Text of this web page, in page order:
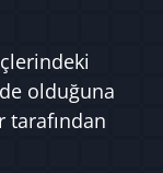
olduğuna